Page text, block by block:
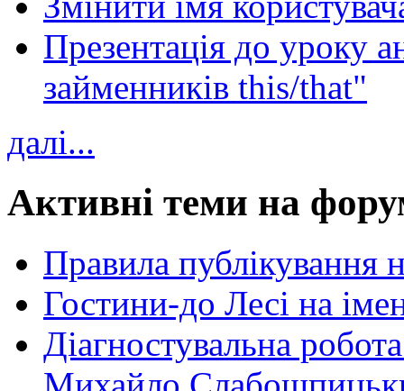
Презентація до уроку
займенників this/that"
далі...
Активні теми на
Правила публікування
Гостини-до Лесі на
Діагностувальна